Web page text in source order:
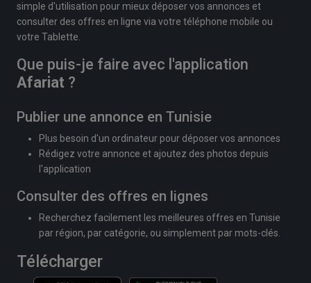
simple d'utilisation pour mieux déposer vos annonces et
consulter des offres en ligne via votre téléphone mobile ou
votre Tablette.
Que puis-je faire avec l'application
Afariat ?
Publier une annonce en Tunisie
Plus besoin d'un ordinateur pour déposer vos annonces
Rédigez votre annonce et ajoutez des photos depuis
l'application
Consulter des offres en lignes
Recherchez facilement les meilleures offres en Tunisie
par région, par catégorie, ou simplement par mots-clés.
Télécharger